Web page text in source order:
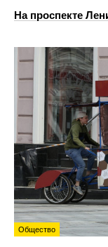
На проспекте
Общество